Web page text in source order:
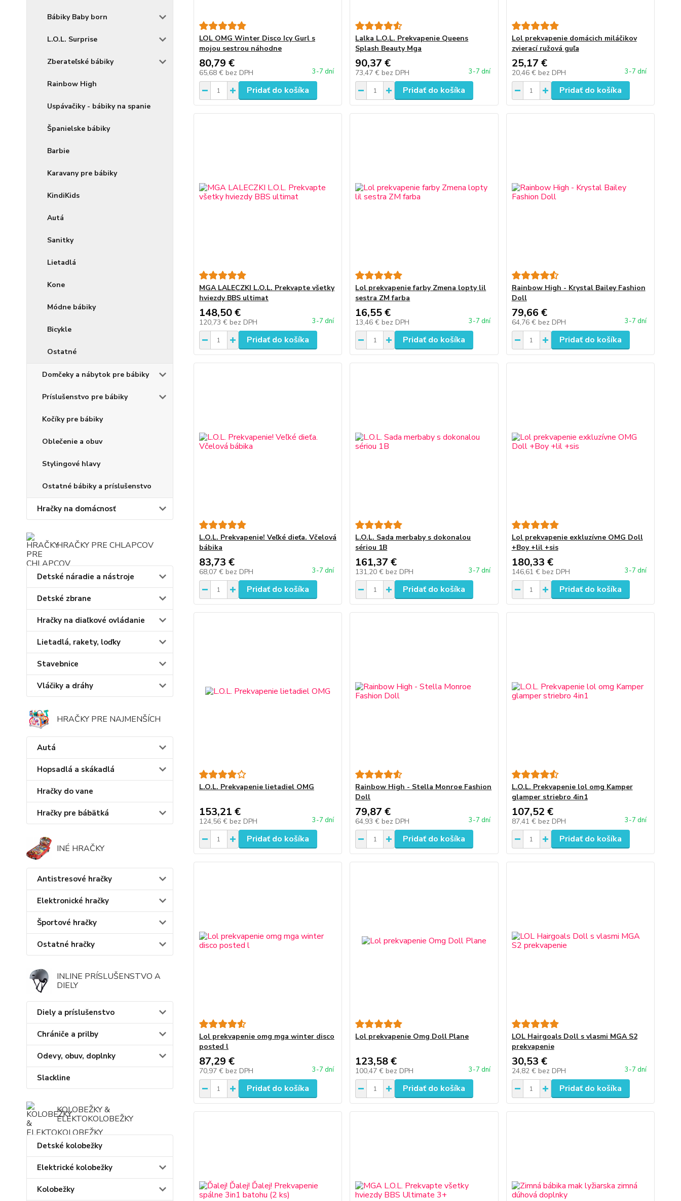
Bábiky Baby born
L.O.L. Surprise
Zberateľské bábiky
Rainbow High
Uspávačiky - bábiky na spanie
Španielske bábiky
Barbie
Karavany pre bábiky
KindiKids
Autá
Sanitky
Lietadlá
Kone
Módne bábiky
Bicykle
Ostatné
Domčeky a nábytok pre bábiky
Príslušenstvo pre bábiky
Kočíky pre bábiky
Oblečenie a obuv
Stylingové hlavy
Ostatné bábiky a príslušenstvo
Hračky na domácnosť
HRAČKY PRE CHLAPCOV
Detské náradie a nástroje
Detské zbrane
Hračky na diaľkové ovládanie
Lietadlá, rakety, loďky
Stavebnice
Vláčiky a dráhy
HRAČKY PRE NAJMENŠÍCH
Autá
Hopsadlá a skákadlá
Hračky do vane
Hračky pre bábätká
INÉ HRAČKY
Antistresové hračky
Elektronické hračky
Športové hračky
Ostatné hračky
INLINE PRÍSLUŠENSTVO A
DIELY
Diely a príslušenstvo
Chrániče a prilby
Odevy, obuv, doplnky
Slackline
KOLOBEŽKY &
ELEKTOKOLOBEŽKY
Detské kolobežky
Elektrické kolobežky
Kolobežky
LOL OMG Winter Disco Icy Gurl s
mojou sestrou náhodne
80,79 €
65,68 € bez DPH 3-7 dní
Pridať do košíka
Lalka L.O.L. Prekvapenie Queens
Splash Beauty Mga
90,37 €
73,47 € bez DPH 3-7 dní
Pridať do košíka
Lol prekvapenie domácich miláčikov
zvierací ružová guľa
25,17 €
20,46 € bez DPH 3-7 dní
Pridať do košíka
MGA LALECZKI L.O.L. Prekvapte všetky
hviezdy BBS ultimat
148,50 €
120,73 € bez DPH 3-7 dní
Pridať do košíka
Lol prekvapenie farby Zmena lopty lil
sestra ZM farba
16,55 €
13,46 € bez DPH 3-7 dní
Pridať do košíka
Rainbow High - Krystal Bailey Fashion
Doll
79,66 €
64,76 € bez DPH 3-7 dní
Pridať do košíka
L.O.L. Prekvapenie! Veľké dieťa. Včelová
bábika
83,73 €
68,07 € bez DPH 3-7 dní
Pridať do košíka
L.O.L. Sada merbaby s dokonalou
sériou 1B
161,37 €
131,20 € bez DPH 3-7 dní
Pridať do košíka
Lol prekvapenie exkluzívne OMG Doll
+Boy +lil +sis
180,33 €
146,61 € bez DPH 3-7 dní
Pridať do košíka
L.O.L. Prekvapenie lietadiel OMG
153,21 €
124,56 € bez DPH 3-7 dní
Pridať do košíka
Rainbow High - Stella Monroe Fashion
Doll
79,87 €
64,93 € bez DPH 3-7 dní
Pridať do košíka
L.O.L. Prekvapenie lol omg Kamper
glamper striebro 4in1
107,52 €
87,41 € bez DPH 3-7 dní
Pridať do košíka
Lol prekvapenie omg mga winter disco
posted l
87,29 €
70,97 € bez DPH 3-7 dní
Pridať do košíka
Lol prekvapenie Omg Doll Plane
123,58 €
100,47 € bez DPH 3-7 dní
Pridať do košíka
LOL Hairgoals Doll s vlasmi MGA S2
prekvapenie
30,53 €
24,82 € bez DPH 3-7 dní
Pridať do košíka